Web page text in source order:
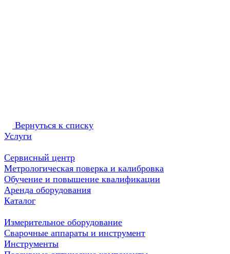
Вернуться к списку
Услуги
Сервисный центр
Метрологическая поверка и калибровка
Обучение и повышение квалификации
Аренда оборудования
Каталог
Измерительное оборудование
Сварочные аппараты и инструмент
Инструменты